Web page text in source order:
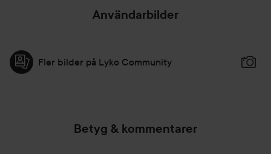
Användarbilder
Fler bilder på Lyko Community
Betyg & kommentarer